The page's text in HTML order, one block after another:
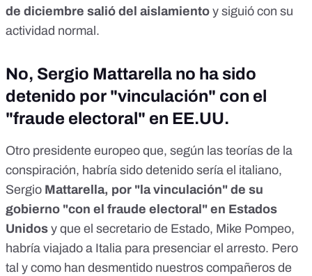
de diciembre salió del aislamiento y siguió con su
actividad normal .
No, Sergio Mattarella no ha sido
detenido por "vinculación" con el
"fraude electoral" en EE.UU.
Otro presidente europeo que, según las teorías de la
conspiración, habría sido detenido sería el italiano,
Sergio Mattarella, por "la vinculación" de su
gobierno "con el fraude electoral" en Estados
Unidos y que el secretario de Estado, Mike Pompeo,
habría viajado a Italia para presenciar el arresto. Pero
tal y como han desmentido nuestros compañeros de